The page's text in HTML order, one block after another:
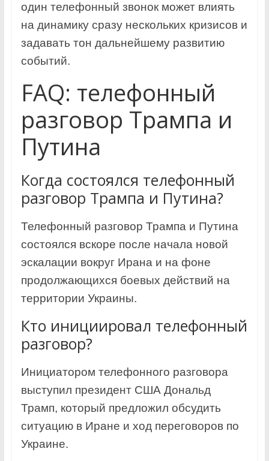
один телефонный звонок может влиять
на динамику сразу нескольких кризисов и
задавать тон дальнейшему развитию
событий.
FAQ: телефонный
разговор Трампа и
Путина
Когда состоялся телефонный
разговор Трампа и Путина?
Телефонный разговор Трампа и Путина
состоялся вскоре после начала новой
эскалации вокруг Ирана и на фоне
продолжающихся боевых действий на
территории Украины.
Кто инициировал телефонный
разговор?
Инициатором телефонного разговора
выступил президент США Дональд
Трамп, который предложил обсудить
ситуацию в Иране и ход переговоров по
Украине.